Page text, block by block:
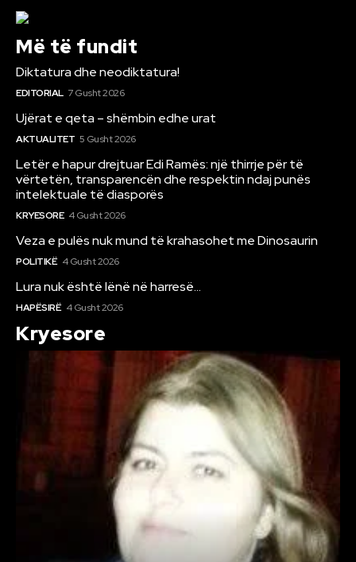
Më të fundit
Diktatura dhe neodiktatura!
EDITORIAL 7 Gusht 2026
Ujërat e qeta – shëmbin edhe urat
AKTUALITET 5 Gusht 2026
Letër e hapur drejtuar Edi Ramës: një thirrje për të
vërtetën, transparencën dhe respektin ndaj punës
intelektuale të diasporës
KRYESORE 4 Gusht 2026
Veza e pulës nuk mund të krahasohet me Dinosaurin
POLITIKË 4 Gusht 2026
Lura nuk është lënë në harresë…
HAPËSIRË 4 Gusht 2026
Kryesore